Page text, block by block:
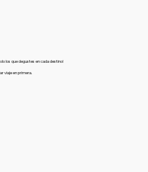
los que degustes en cada destino!
viaje en primera.